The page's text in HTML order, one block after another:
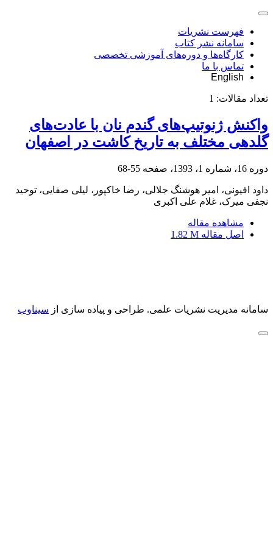
فهرست نشریات
سامانه نشر کتاب
کارگاه‌ها و دوره‌های آموزشی تخصصی
تماس با ما
English
تعداد مقالات: 1
واکنش ژنوتیپ‌های گندم نان با عادت‌های
گلدهی مختلف به تاریخ کاشت در اصفهان
دوره 16، شماره 1، 1393، صفحه 55-68
داود افیونی، امیر هوشنگ جلالی، رضا خاکپور، لیلی صفایی، توحید
نجفی میرک، غلام علی اکبری
مشاهده مقاله
اصل مقاله 1.82 M
سامانه مدیریت نشریات علمی. طراحی و پیاده سازی از سیناوب